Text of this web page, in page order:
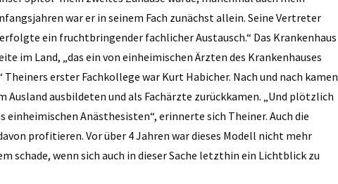
war er in seinem Fach zunächst allein. Seine Vertreter
ein fruchtbringender fachlicher Austausch.“ Das Krankenhaus
im Land, „das ein von einheimischen Ärzten des Krankenhauses
erster Fachkollege war Kurt Habicher. Nach und nach kamen
Ausland ausbildeten und als Fachärzte zurückkamen. „Und plötzlich
Anästhesisten“, erinnerte sich Theiner. Auch die
profitieren. Vor über 4 Jahren war dieses Modell nicht mehr
schade, wenn sich auch in dieser Sache letzthin ein Lichtblick zu